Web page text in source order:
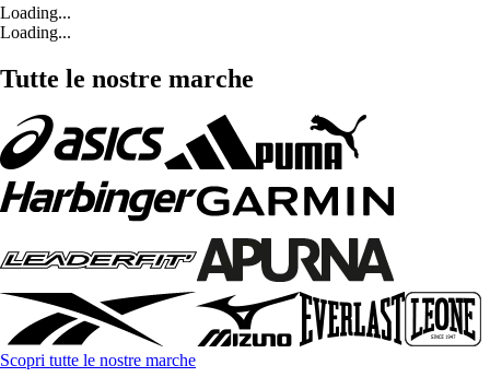
Loading...
Loading...
Tutte le nostre marche
Scopri tutte le nostre marche